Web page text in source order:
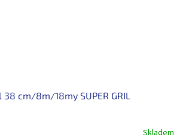
38 cm/8m/18my SUPER GRIL
Skladem